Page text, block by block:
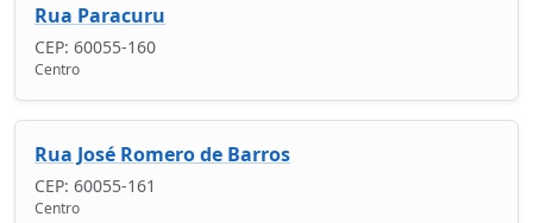
Rua Paracuru
CEP: 60055-160
Centro
Rua José Romero de Barros
CEP: 60055-161
Centro